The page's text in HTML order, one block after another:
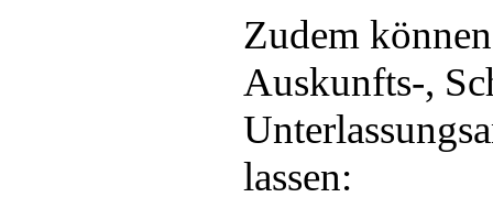
Zudem
Auskunfts-,
lassen: